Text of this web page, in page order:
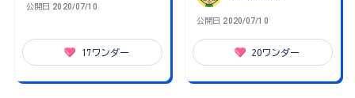
公開日 2020/07/10
17ワンダー
公開日 2020/07/10
20ワンダー